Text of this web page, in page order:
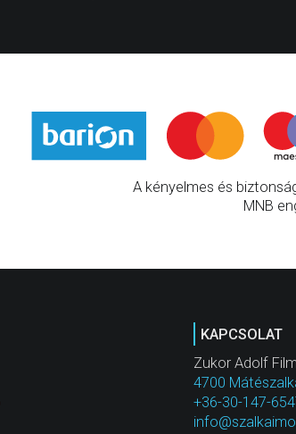
A kényelmes és
MNB
KAPCSOLAT
Zukor Adolf
4700
+36-30-147-